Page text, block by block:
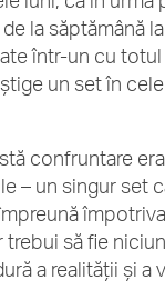
la săptămână
într-un cu
un set în
confruntare
– un singur set
să fie
a realității și